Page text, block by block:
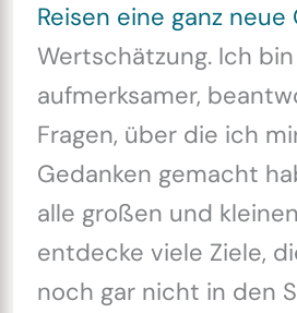
Reisen eine ganz
Wertschätzung. Ich bin
aufmerksamer,
Fragen, über die ich
Gedanken gemacht
alle großen und
entdecke viele Ziele,
noch gar nicht in den